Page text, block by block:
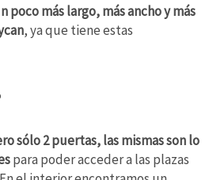
poco más largo, más ancho y más
, ya que tiene estas
sólo 2 puertas, las mismas son lo
para poder acceder a las plazas